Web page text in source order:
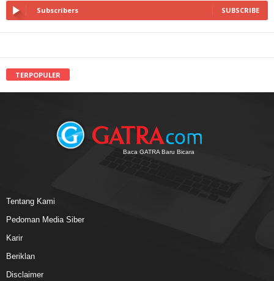
Subscribers SUBSCRIBE
TERPOPULER
Baca GATRA Baru Bicara
Tentang Kami
Pedoman Media Siber
Karir
Beriklan
Disclaimer